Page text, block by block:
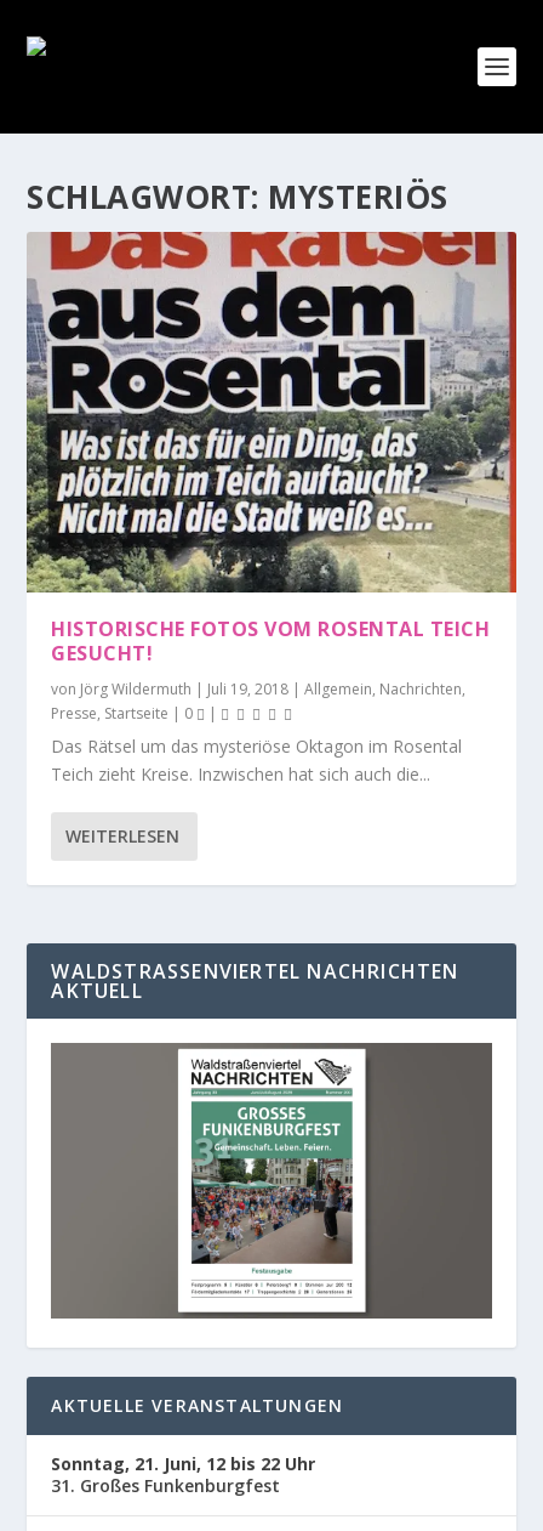
SCHLAGWORT: MYSTERIÖS
HISTORISCHE FOTOS VOM ROSENTAL TEICH
GESUCHT!
von Jörg Wildermuth | Juli 19, 2018 |Allgemein, Nachrichten,
Presse, Startseite | 0 |
Das Rätsel um das mysteriöse Oktagon im Rosental
Teich zieht Kreise. Inzwischen hat sich auch die...
WEITERLESEN
WALDSTRASSENVIERTEL NACHRICHTEN A
KTUELL
AKTUELLE VERANSTALTUNGEN
Sonntag, 21. Juni, 12 bis 22 Uhr
31. Großes Funkenburgfest